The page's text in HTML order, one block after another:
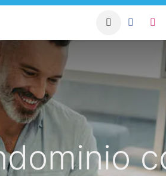
Asesorías para